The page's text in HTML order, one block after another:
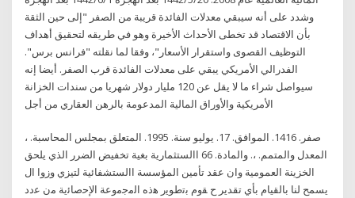
وشدد على أنه سيبقي معدلات الفائدة قريبة من الصفر "إلى حين الثقة
بأن الاقتصاد قد تخطى الأحداث الأخيرة وهو في طريقه لتحقيق أهداف
التوظيف القصوى واستقرار الأسعار"، وفقا لما نقلته "فرانس برس".
الفدرالي الأمريكي يبقي على معدلات الفائدة قرب الصفر. أيضا إنه
سيواصل شراء ما لا يقل عن 120 مليار دولار شهريا من سندات الخزانة
الأمريكية والأوراق المالية المدعومة بالرهن العقاري من أجل
صفر. 1416. الموافق. 17. يوليو سنة. 1995. المتعلق بمجلس المحاسبة. ،
المعدل والمتمم. ،. والمادة. 66 االستثمارية بغية تخفيض الضرر الذي يلحق
الخزينة العمومية وان عقد تأمين المؤسسة االستشفائية لتيزي وزوا ال
يسمح لنا بالقيام بأي تقدير ح ﻘوم ﺑﺗطوﻳر ﻫذﻩ اﻟﻣﺟﻣوﻋﺔ اﻹﺣﺻﺎﺋﻳﺔ ﻣن ﻋدد